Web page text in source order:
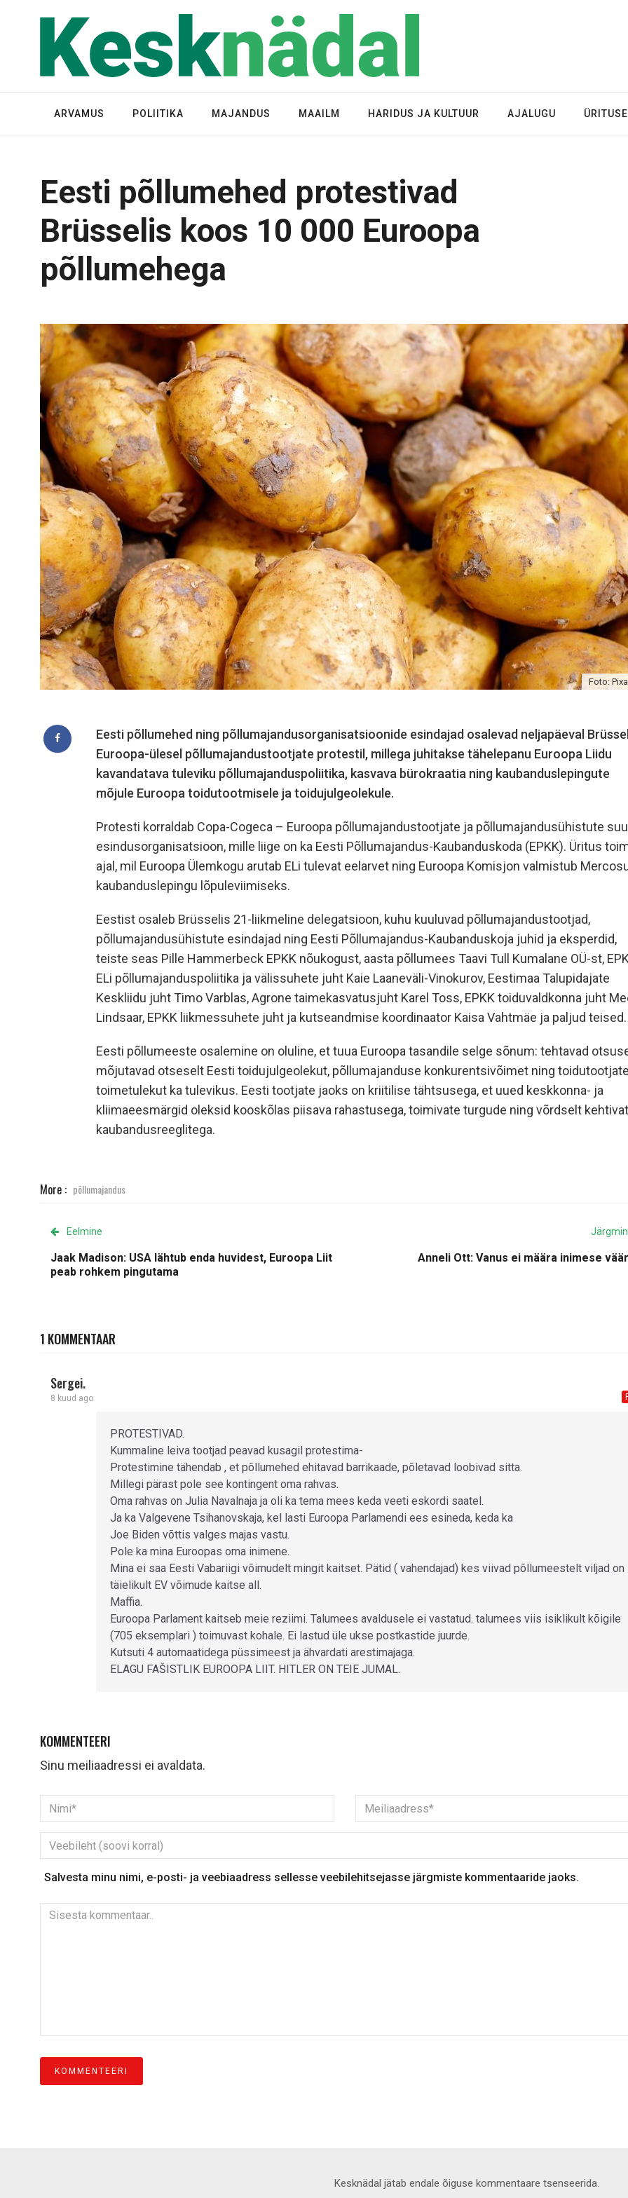
ARVAMUS POLIITIKA MAJANDUS MAAILM HARIDUS JA KULTUUR AJALUGU
Eesti põllumehed protestivad
Brüsselis koos 10 000 Euroopa
põllumehega
Foto:
Eesti põllumehed ning põllumajandusorganisatsioonide esindajad osalevad neljapäeval
Euroopa-ülesel põllumajandustootjate protestil, millega juhitakse tähelepanu Euroopa Liidu
kavandatava tuleviku põllumajanduspoliitika, kasvava bürokraatia ning kaubanduslepingute
mõjule Euroopa toidutootmisele ja toidujulgeolekule.
Protesti korraldab Copa-Cogeca – Euroopa põllumajandustootjate ja põllumajandusühistute
esindusorganisatsioon, mille liige on ka Eesti Põllumajandus-Kaubanduskoda (EPKK). Üritus
ajal, mil Euroopa Ülemkogu arutab ELi tulevat eelarvet ning Euroopa Komisjon valmistub
kaubanduslepingu lõpuleviimiseks.
Eestist osaleb Brüsselis 21-liikmeline delegatsioon, kuhu kuuluvad põllumajandustootjad,
põllumajandusühistute esindajad ning Eesti Põllumajandus-Kaubanduskoja juhid ja eksperdid,
teiste seas Pille Hammerbeck EPKK nõukogust, aasta põllumees Taavi Tull Kumalane OÜ-st,
ELi põllumajanduspoliitika ja välissuhete juht Kaie Laaneväli-Vinokurov, Eestimaa Talupidajate
Keskliidu juht Timo Varblas, Agrone taimekasvatusjuht Karel Toss, EPKK toiduvaldkonna juht
Lindsaar, EPKK liikmessuhete juht ja kutseandmise koordinaator Kaisa Vahtmäe ja paljud teised.
Eesti põllumeeste osalemine on oluline, et tuua Euroopa tasandile selge sõnum: tehtavad
mõjutavad otseselt Eesti toidujulgeolekut, põllumajanduse konkurentsivõimet ning toidutootjate
toimetulekut ka tulevikus. Eesti tootjate jaoks on kriitilise tähtsusega, et uued keskkonna- ja
kliimaeesmärgid oleksid kooskõlas piisava rahastusega, toimivate turgude ning võrdselt
kaubandusreeglitega.
More : põllumajandus
Eelmine
Jaak Madison: USA lähtub enda huvidest, Euroopa Liit
peab rohkem pingutama
Anneli Ott: Vanus ei määra inimese
1 KOMMENTAAR
Sergei.
8 kuud ago
PROTESTIVAD.
Kummaline leiva tootjad peavad kusagil protestima-
Protestimine tähendab , et põllumehed ehitavad barrikaade, põletavad loobivad sitta.
Millegi pärast pole see kontingent oma rahvas.
Oma rahvas on Julia Navalnaja ja oli ka tema mees keda veeti eskordi saatel.
Ja ka Valgevene Tsihanovskaja, kel lasti Euroopa Parlamendi ees esineda, keda ka
Joe Biden võttis valges majas vastu.
Pole ka mina Euroopas oma inimene.
Mina ei saa Eesti Vabariigi võimudelt mingit kaitset. Pätid ( vahendajad) kes viivad põllumeestelt viljad on
täielikult EV võimude kaitse all.
Maffia.
Euroopa Parlament kaitseb meie reziimi. Talumees avaldusele ei vastatud. talumees viis isiklikult kõigile
(705 eksemplari ) toimuvast kohale. Ei lastud üle ukse postkastide juurde.
Kutsuti 4 automaatidega püssimeest ja ähvardati arestimajaga.
ELAGU FAŠISTLIK EUROOPA LIIT. HITLER ON TEIE JUMAL.
KOMMENTEERI
Sinu meiliaadressi ei avaldata.
Salvesta minu nimi, e-posti- ja veebiaadress sellesse veebilehitsejasse järgmiste kommentaaride jaoks.
Kesknädal jätab endale õiguse kommentaare tsenseerida.